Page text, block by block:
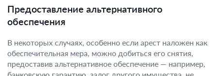
Предоставление альтернативного
обеспечения
В некоторых случаях, особенно если арест наложен как
обеспечительная мера, можно добиться его снятия,
предоставив альтернативное обеспечение — например,